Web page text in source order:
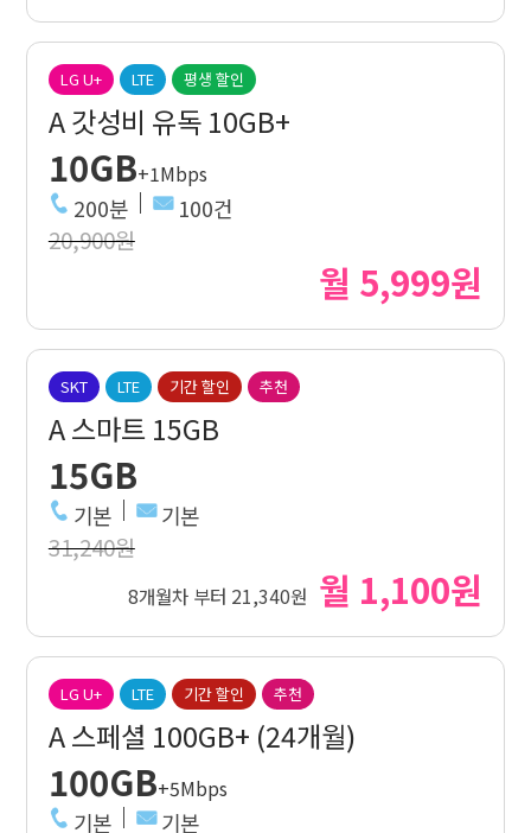
LG U+ LTE 평생 할인
A 갓성비 유독 10GB+
10GB+1Mbps
200분 100건
20,900원
월 5,999원
SKT LTE 기간 할인 추천
A 스마트 15GB
15GB
기본 기본
31,240원
8개월차 부터 21,340원 월 1,100원
LG U+ LTE 기간 할인 추천
A 스페셜 100GB+ (24개월)
100GB+5Mbps
기본 기본